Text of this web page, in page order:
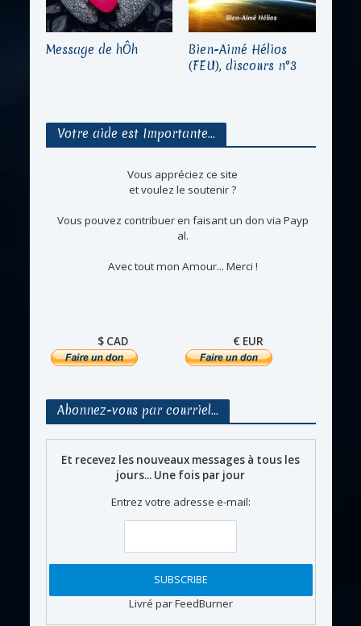
Message de hÔh
Bien-Aimé Hélios
(FEU), discours n°3
Votre aide est Importante…
Vous appréciez ce site
et voulez le soutenir ?
Vous pouvez contribuer en faisant un don via Payp
al.
Avec tout mon Amour... Merci !
$ CAD € EUR
Abonnez-vous par courriel…
Et recevez les nouveaux messages à tous les
jours... Une fois par jour
Entrez votre adresse e-mail:
Livré par FeedBurner